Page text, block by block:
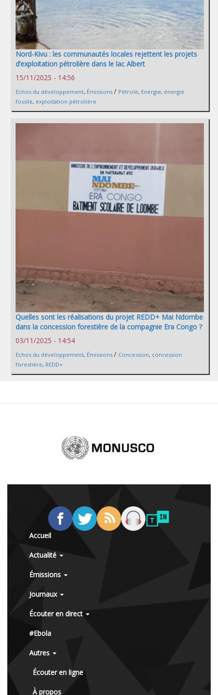
Nord-Kivu : les communautés locales rejettent les projets
d’exploitation pétrolière dans le lac Albert
15/11/2025 - 14:56
Echos du développement, Émissions / Pétrole, Energie, énergie
fossile, exploitation pétrolière
Quelles sont les réalisations du projet REDD+ Mai Ndombe
dans la concession forestière de la compagnie Era Congo ?
03/11/2025 - 14:54
Echos du développement, Émissions / Concession, concession
forestière, REDD+
Accueil
Actualité
Émissions
Journaux
Écouter en direct
#Ebola
Autres
Écouter en ligne
À propos